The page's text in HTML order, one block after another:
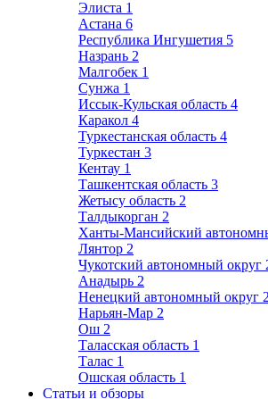
Элиста 1
Астана 6
Республика Ингушетия 5
Назрань 2
Малгобек 1
Сунжа 1
Иссык-Кульская область 4
Каракол 4
Туркестанская область 4
Туркестан 3
Кентау 1
Ташкентская область 3
Жетысу область 2
Талдыкорган 2
Ханты-Мансийский
Лянтор 2
Чукотский автономный округ
Анадырь 2
Ненецкий автономный округ 2
Нарьян-Мар 2
Ош 2
Таласская область 1
Талас 1
Ошская область 1
Статьи и обзоры